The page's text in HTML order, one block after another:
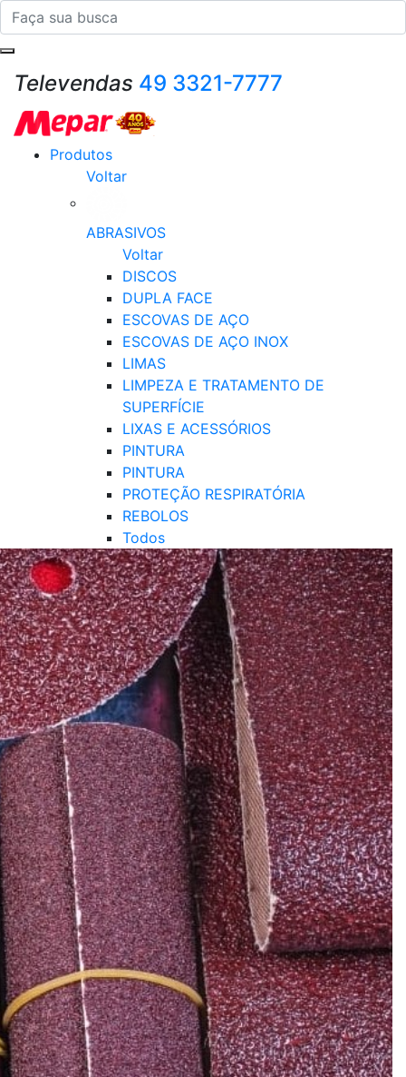
Televendas 49 3321-7777
Produtos
Voltar
ABRASIVOS
Voltar
DISCOS
DUPLA FACE
ESCOVAS DE AÇO
ESCOVAS DE AÇO INOX
LIMAS
LIMPEZA E TRATAMENTO DE
SUPERFÍCIE
LIXAS E ACESSÓRIOS
PINTURA
PINTURA
PROTEÇÃO RESPIRATÓRIA
REBOLOS
Todos